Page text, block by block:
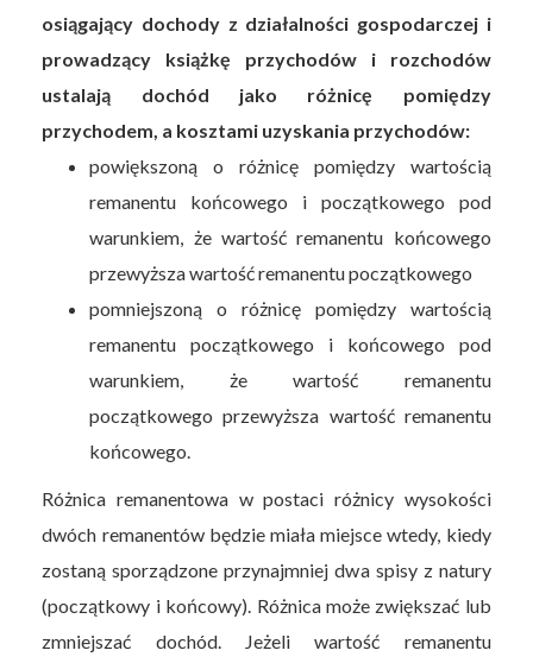
osiągający dochody z działalności gospodarczej i
prowadzący książkę przychodów i rozchodów
ustalają dochód jako różnicę pomiędzy
przychodem, a kosztami uzyskania przychodów:
powiększoną o różnicę pomiędzy wartością
remanentu końcowego i początkowego pod
warunkiem, że wartość remanentu końcowego
przewyższa wartość remanentu początkowego
pomniejszoną o różnicę pomiędzy wartością
remanentu początkowego i końcowego pod
warunkiem, że wartość remanentu
początkowego przewyższa wartość remanentu
końcowego.
Różnica remanentowa w postaci różnicy wysokości
dwóch remanentów będzie miała miejsce wtedy, kiedy
zostaną sporządzone przynajmniej dwa spisy z natury
(początkowy i końcowy). Różnica może zwiększać lub
zmniejszać dochód. Jeżeli wartość remanentu